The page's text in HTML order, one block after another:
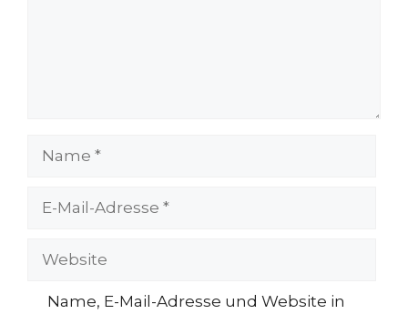
Website
Name, E-Mail-Adresse und Website in